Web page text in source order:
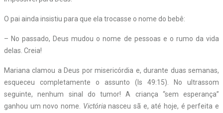
O pai ainda insistiu para que ela trocasse o nome do bebê:
– No passado, Deus mudou o nome de pessoas e o rumo da vida
delas. Creia!
Mariana clamou a Deus por misericórdia e, durante duas semanas,
esqueceu completamente o assunto (Is 49:15). No ultrassom
seguinte, nenhum sinal do tumor! A criança “sem esperança”
ganhou um novo nome. Victórianasceu sã e, até hoje, é perfeita e